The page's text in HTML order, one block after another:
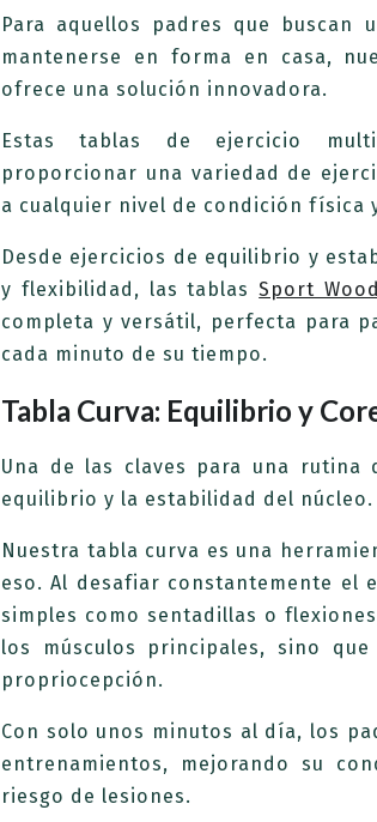
Para aquellos padres que buscan
mantenerse en forma en casa,
ofrece una solución innovadora.
Estas tablas de ejercicio
proporcionar una variedad de
a cualquier nivel de condición física
Desde ejercicios de equilibrio y
y ​​flexibilidad, las tablasSport Wood
completa y versátil, perfecta para
cada minuto de su tiempo.
Tabla Curva: Equilibrio y
Una de las claves para una
equilibrio y la estabilidad del núcleo.
Nuestra tabla curva es una
eso. Al desafiar constantemente el
simples como sentadillas o
los músculos principales, sino
propriocepción.
Con solo unos minutos al día, los
entrenamientos, mejorando su
riesgo de lesiones.